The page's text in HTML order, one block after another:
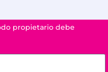
propietario debe